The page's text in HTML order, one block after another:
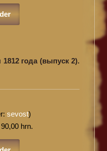
1812 года (выпуск 2).
sevost)
hrn.